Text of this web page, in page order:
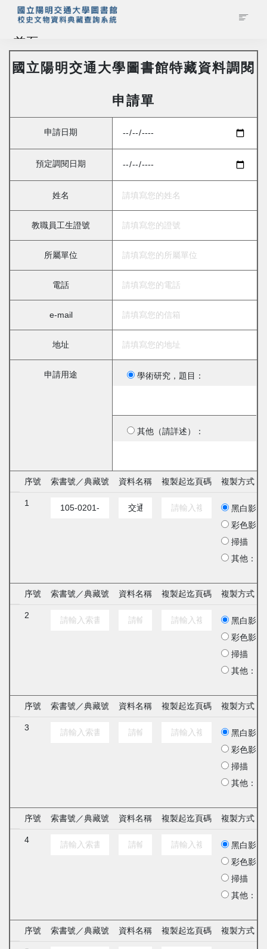
首頁
藏品查詢
管理者登入
國立陽明交通大學圖書館特藏資料調閱
申請單
申請日期
預定調閱日期
姓名
教職員工生證號
所屬單位
電話
e-mail
地址
申請用途 學術研究，題目：
其他（請詳述）：
序號 索書號／典藏號 資料名稱 複製起迄頁碼 複製方式
1
黑白影印
彩色影印
掃描
其他：
序號 索書號／典藏號 資料名稱 複製起迄頁碼 複製方式
2
黑白影印
彩色影印
掃描
其他：
序號 索書號／典藏號 資料名稱 複製起迄頁碼 複製方式
3
黑白影印
彩色影印
掃描
其他：
序號 索書號／典藏號 資料名稱 複製起迄頁碼 複製方式
4
黑白影印
彩色影印
掃描
其他：
序號 索書號／典藏號 資料名稱 複製起迄頁碼 複製方式